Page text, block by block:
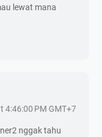
lewat mana
4:46:00 PM GMT+7
nggak tahu